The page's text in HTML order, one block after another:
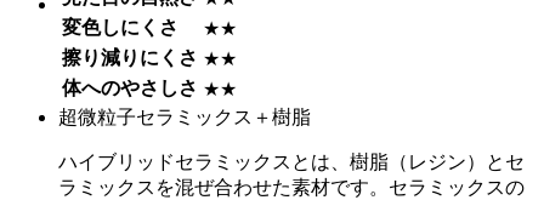
変色しにくさ
★★
擦り減りにくさ ★★
体へのやさしさ ★★
超微粒子セラミックス＋樹脂
ハイブリッドセラミックスとは、樹脂（レジン）とセ
ラミックスを混ぜ合わせた素材です。セラミックスの